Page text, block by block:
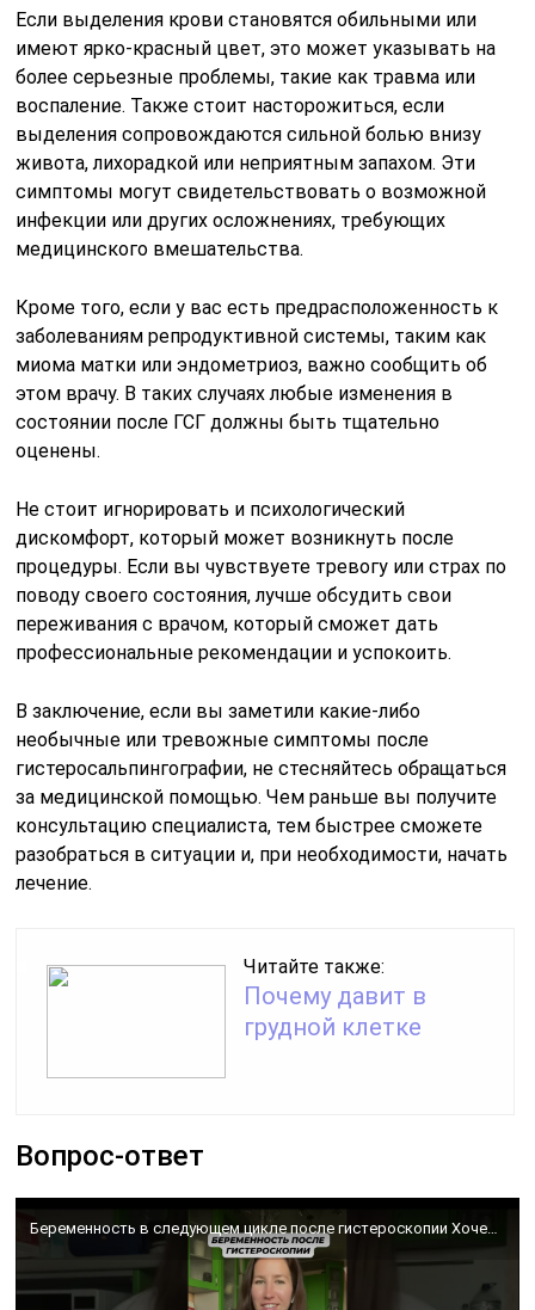
Если выделения крови становятся обильными или
имеют ярко-красный цвет, это может указывать на
более серьезные проблемы, такие как травма или
воспаление. Также стоит насторожиться, если
выделения сопровождаются сильной болью внизу
живота, лихорадкой или неприятным запахом. Эти
симптомы могут свидетельствовать о возможной
инфекции или других осложнениях, требующих
медицинского вмешательства.
Кроме того, если у вас есть предрасположенность к
заболеваниям репродуктивной системы, таким как
миома матки или эндометриоз, важно сообщить об
этом врачу. В таких случаях любые изменения в
состоянии после ГСГ должны быть тщательно
оценены.
Не стоит игнорировать и психологический
дискомфорт, который может возникнуть после
процедуры. Если вы чувствуете тревогу или страх по
поводу своего состояния, лучше обсудить свои
переживания с врачом, который сможет дать
профессиональные рекомендации и успокоить.
В заключение, если вы заметили какие-либо
необычные или тревожные симптомы после
гистеросальпингографии, не стесняйтесь обращаться
за медицинской помощью. Чем раньше вы получите
консультацию специалиста, тем быстрее сможете
разобраться в ситуации и, при необходимости, начать
лечение.
Читайте также:
Почему давит в
грудной клетке
Вопрос-ответ